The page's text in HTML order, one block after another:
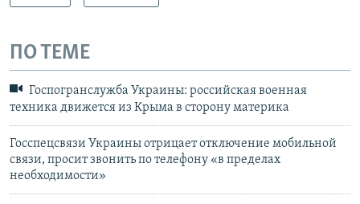
ПО ТЕМЕ
Госпогранслужба Украины: российская военная
техника движется из Крыма в сторону материка
Госспецсвязи Украины отрицает отключение мобильной
связи, просит звонить по телефону «в пределах
необходимости»